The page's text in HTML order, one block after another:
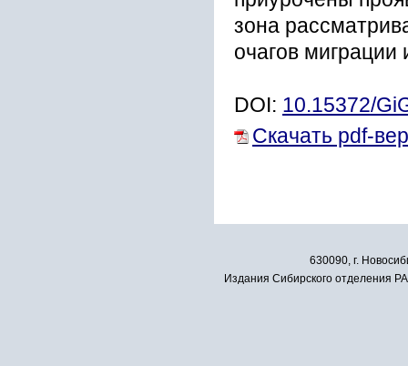
зона
очагов
DOI: 10.15372/
Скачать pdf-
630090, г.
Издания Сибирского отделения